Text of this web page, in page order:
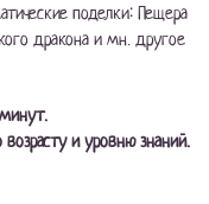
поделки: Пещера
дракона и мн. другое
и уровню знаний.